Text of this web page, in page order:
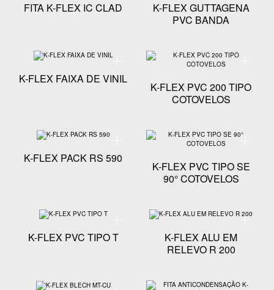
FITA K-FLEX IC CLAD
K-FLEX GUTTAGENA
PVC BANDA
K-FLEX FAIXA DE VINIL
Especificação técnica - K-FLEX FAIXA DE VINIL
K-FLEX PVC 200 TIPO
COTOVELOS
K-FLEX PACK RS 590
Especificação técnica - K-FLEX PACK RS 590
K-FLEX PVC TIPO SE
90° COTOVELOS
K-FLEX PVC TIPO T
Especificação técnica - K-FLEX PVC TIPO T
K-FLEX ALU EM
RELEVO R 200